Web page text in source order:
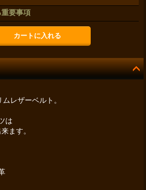
要事項
レザーベルト。
は
ます。